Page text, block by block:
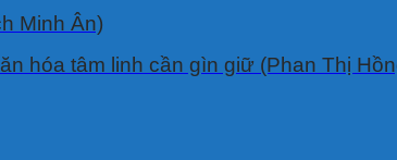
Minh Ân)
hóa tâm linh cần gìn giữ (Phan Thị